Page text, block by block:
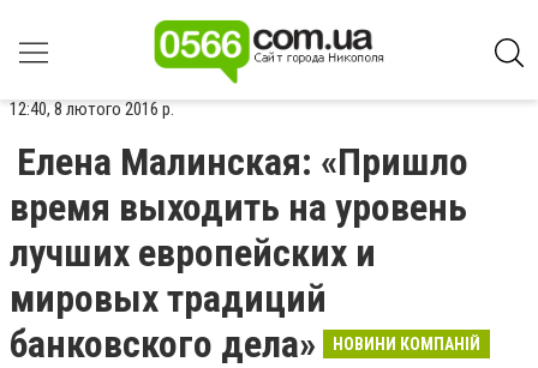
12:40, 8 лютого 2016 р.
Елена Малинская: «Пришло
время выходить на уровень
лучших европейских и
мировых традиций
банковского дела»
НОВИНИ КОМПАНІЙ